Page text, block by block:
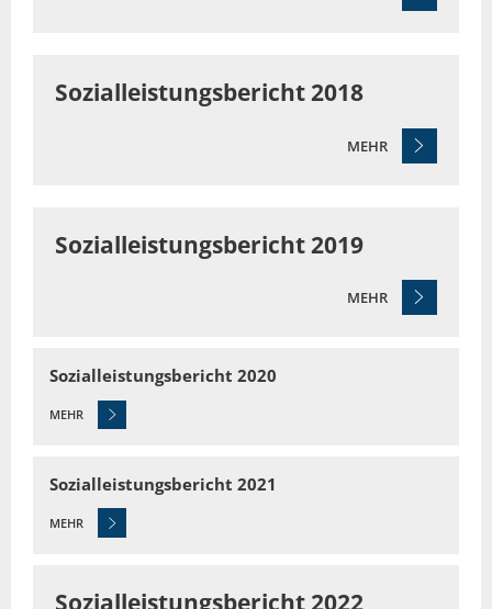
Sozialleistungsbericht 2018
MEHR
Sozialleistungsbericht 2019
MEHR
Sozialleistungsbericht 2020
MEHR
Sozialleistungsbericht 2021
MEHR
Sozialleistungsbericht 2022